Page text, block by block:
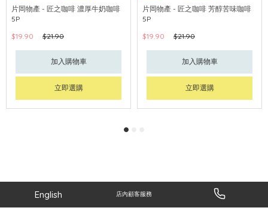
片岡物產 - 匠之咖啡 濃厚牛奶咖啡
5P
$19.90
$21.90
加入購物車
立即選購
片岡物產 - 匠之咖啡 芳醇苦味咖啡
5P
$19.90
$21.90
加入購物車
立即選購
English 店內顧客服務